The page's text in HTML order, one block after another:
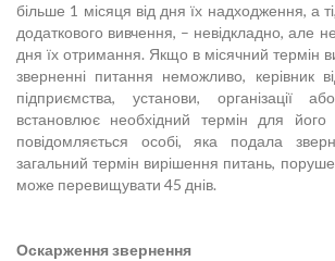
більше 1 місяця від дня їх надходження, а
додаткового вивчення, – невідкладно, але не
дня їх отримання. Якщо в місячний термін
зверненні питання неможливо, керівник
підприємства, установи, організації
встановлює необхідний термін для
повідомляється особі, яка подала
загальний термін вирішення питань,
може перевищувати 45 днів.
Оскарження звернення